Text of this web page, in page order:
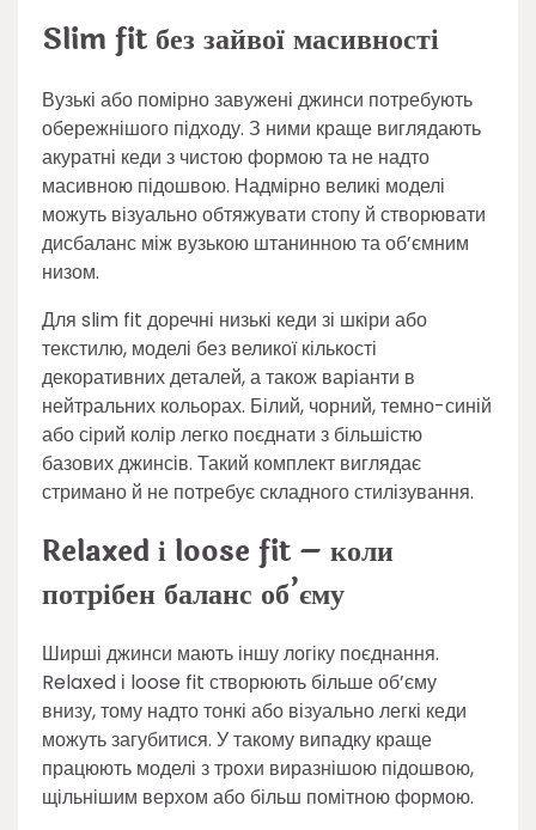
Slim fit без зайвої масивності
Вузькі або помірно завужені джинси потребують
обережнішого підходу. З ними краще виглядають
акуратні кеди з чистою формою та не надто
масивною підошвою. Надмірно великі моделі
можуть візуально обтяжувати стопу й створювати
дисбаланс між вузькою штанинною та об’ємним
низом.
Для slim fit доречні низькі кеди зі шкіри або
текстилю, моделі без великої кількості
декоративних деталей, а також варіанти в
нейтральних кольорах. Білий, чорний, темно-синій
або сірий колір легко поєднати з більшістю
базових джинсів. Такий комплект виглядає
стримано й не потребує складного стилізування.
Relaxed і loose fit – коли
потрібен баланс об’єму
Ширші джинси мають іншу логіку поєднання.
Relaxed і loose fit створюють більше об’єму
внизу, тому надто тонкі або візуально легкі кеди
можуть загубитися. У такому випадку краще
працюють моделі з трохи виразнішою підошвою,
щільнішим верхом або більш помітною формою.